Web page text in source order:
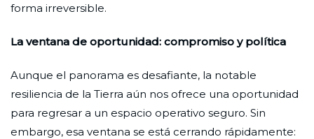
forma irreversible.
La ventana de oportunidad: compromiso y política
Aunque el panorama es desafiante, la notable
resiliencia de la Tierra aún nos ofrece una oportunidad
para regresar a un espacio operativo seguro. Sin
embargo, esa ventana se está cerrando rápidamente: